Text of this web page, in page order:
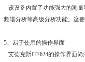
该设备内置了功能强大的测量和分
频谱分析等高级分析功能。
5、易于使用的操作界面
艾德克斯IT7624的操作界面简